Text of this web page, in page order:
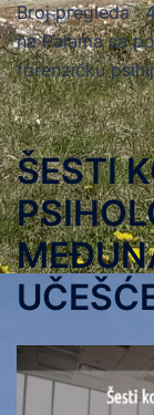
Broj pregleda :
na Palama sa
forenzičku
ŠESTI